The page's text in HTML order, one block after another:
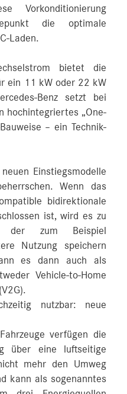
Vorkonditionierung
die optimale
Laden.
bietet die
ein 11 kW oder 22 kW
Benz setzt bei
hochintegriertes „One-
– ein Technik-
Einstiegsmodelle
Wenn das
bidirektionale
ist, wird es zu
der zum Beispiel
Nutzung speichern
es dann auch als
Vehicle-to-Home
nutzbar: neue
verfügen die
über eine luftseitige
mehr den Umweg
kann als sogenanntes